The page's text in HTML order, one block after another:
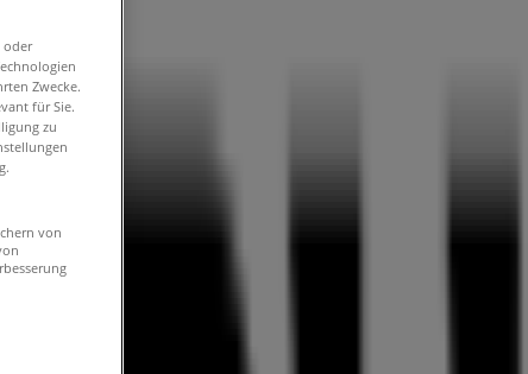
oder
Zwecke.
für Sie.
zu
von